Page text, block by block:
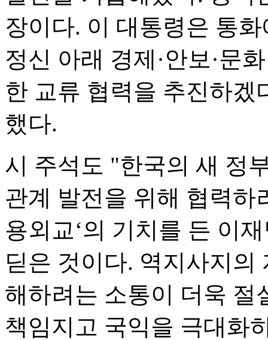
장이다. 이 대통령은 통
정신 아래 경제·안보·문
한 교류 협력을 추진하
했다.
시 주석도 "한국의 새 정
관계 발전을 위해 협력하
용외교‘의 기치를 든 이
딛은 것이다. 역지사지
해하려는 소통이 더욱 절
책임지고 국익을 극대화